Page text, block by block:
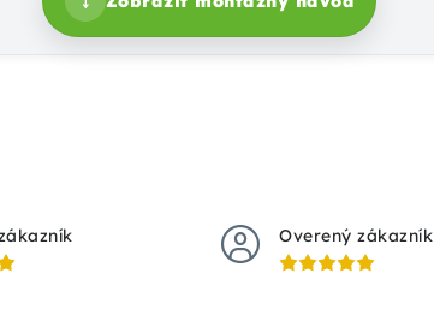
Overený zákazník